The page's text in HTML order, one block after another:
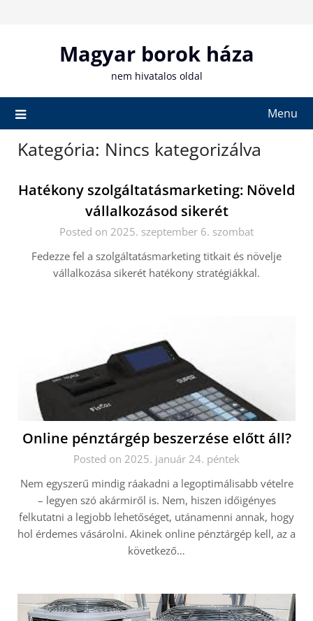
Magyar borok háza
nem hivatalos oldal
Menu
Kategória: Nincs kategorizálva
Hatékony szolgáltatásmarketing: Növeld
vállalkozásod sikerét
Posted on 2025. szeptember 6. szombat
Fedezze fel a szolgáltatásmarketing titkait és növelje
vállalkozása sikerét hatékony stratégiákkal.
Online pénztárgép beszerzése előtt áll?
Posted on 2025. január 24. péntek
Nem egyszerű mindig ráakadni a legoptimálisabb vételre
– legyen szó akármiről is. Nem, hiszen időigényes
felkutatni a legjobb lehetőséget, utánamenni annak, hogy
hol érdemes vásárolni. Akinek online pénztárgép kell, az a
következő…